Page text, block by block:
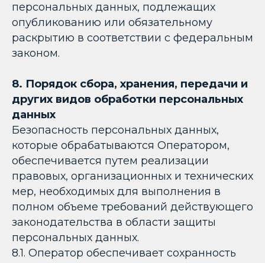
персональных данных, подлежащих
опубликованию или обязательному
раскрытию в соответствии с федеральным
законом.
8. Порядок сбора, хранения, передачи и
других видов обработки персональных
данных
Безопасность персональных данных,
которые обрабатываются Оператором,
обеспечивается путем реализации
правовых, организационных и технических
мер, необходимых для выполнения в
полном объеме требований действующего
законодательства в области защиты
персональных данных.
8.1. Оператор обеспечивает сохранность